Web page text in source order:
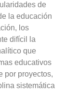
de
la educación
los
difícil la
que
educativos
por proyectos,
sistemática